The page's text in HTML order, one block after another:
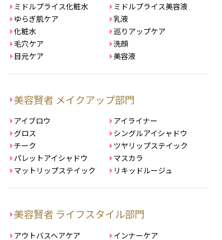
ミドルプライス化粧水
ミドルプライス美容液
ゆらぎ肌ケア
乳液
化粧水
巡りアップケア
毛穴ケア
洗顔
目元ケア
美容液
美容賢者 メイクアップ部門
アイブロウ
アイライナー
グロス
シングルアイシャドウ
チーク
ツヤリップステイック
パレットアイシャドウ
マスカラ
マットリップステイック
リキッドルージュ
美容賢者 ライフスタイル部門
アウトバスヘアケア
インナーケア